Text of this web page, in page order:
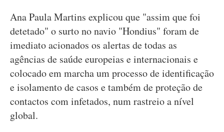
Ana Paula Martins explicou que "assim que foi
detetado" o surto no navio "Hondius" foram de
imediato acionados os alertas de todas as
agências de saúde europeias e internacionais e
colocado em marcha um processo de identificação
e isolamento de casos e também de proteção de
contactos com infetados, num rastreio a nível
global.